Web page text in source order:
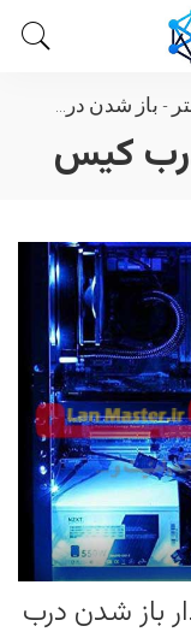
- باز شدن درب کیس
کیس
باز شدن درب